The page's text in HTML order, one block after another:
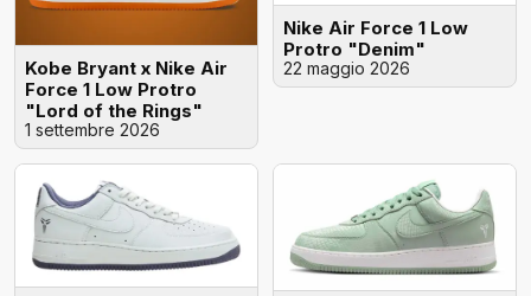
Kobe Bryant x Nike Air
Force 1 Low Protro
"Lord of the Rings"
1 settembre 2026
Nike Air Force 1 Low
Protro "Denim"
22 maggio 2026